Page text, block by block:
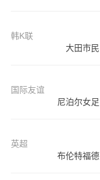
韩K联
大田市民
国际友谊
尼泊尔女足
英超
布伦特福德